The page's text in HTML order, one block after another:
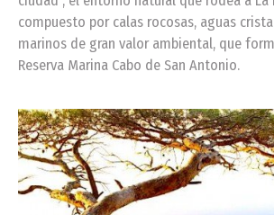
compuesto por calas rocosas, aguas
marinos de gran valor ambiental, que
Reserva Marina Cabo de San Antonio.